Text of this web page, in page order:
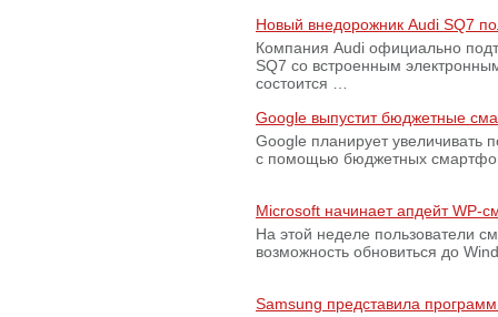
Новый внедорожник Audi SQ7
Компания Audi официально
SQ7 со встроенным
состоится …
Google выпустит бюджетные
Google планирует увеличивать
с помощью бюджетных
Microsoft начинает апдейт WP-
На этой неделе пользователи
возможность обновиться до
Samsung представила